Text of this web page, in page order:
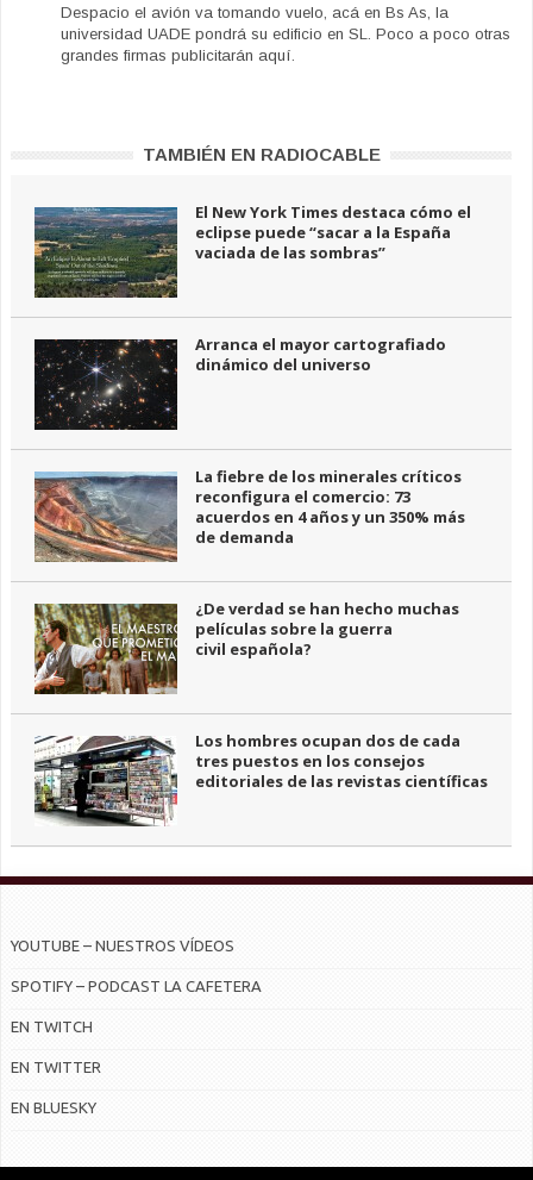
Despacio el avión va tomando vuelo, acá en Bs As, la
universidad UADE pondrá su edificio en SL. Poco a poco otras
grandes firmas publicitarán aquí.
TAMBIÉN EN RADIOCABLE
El New York Times destaca cómo el
eclipse puede “sacar a la España
vaciada de las sombras”
Arranca el mayor cartografiado
dinámico del universo
La fiebre de los minerales críticos
reconfigura el comercio: 73
acuerdos en 4 años y un 350% más
de demanda
¿De verdad se han hecho muchas
películas sobre la guerra
civil española?
Los hombres ocupan dos de cada
tres puestos en los consejos
editoriales de las revistas científicas
YOUTUBE – NUESTROS VÍDEOS
SPOTIFY – PODCAST LA CAFETERA
EN TWITCH
EN TWITTER
EN BLUESKY